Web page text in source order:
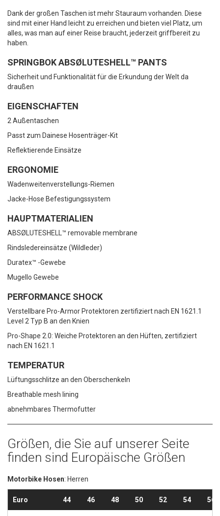
Dank der großen Taschen ist mehr Stauraum vorhanden. Diese
sind mit einer Hand leicht zu erreichen und bieten viel Platz, um
alles, was man auf einer Reise braucht, jederzeit griffbereit zu
haben.
SPRINGBOK ABSØLUTESHELL™ PANTS
Sicherheit und Funktionalität für die Erkundung der Welt da
draußen
EIGENSCHAFTEN
2 Außentaschen
Passt zum Dainese Hosenträger-Kit
Reflektierende Einsätze
ERGONOMIE
Wadenweitenverstellungs-Riemen
Jacke-Hose Befestigungssystem
HAUPTMATERIALIEN
ABSØLUTESHELL™ removable membrane
Rindsledereinsätze (Wildleder)
Duratex™ -Gewebe
Mugello Gewebe
PERFORMANCE SHOCK
Verstellbare Pro-Armor Protektoren zertifiziert nach EN 1621.1
Level 2 Typ B an den Knien
Pro-Shape 2.0: Weiche Protektoren an den Hüften, zertifiziert
nach EN 1621.1
TEMPERATUR
Lüftungsschlitze an den Oberschenkeln
Breathable mesh lining
abnehmbares Thermofutter
Größen, die Sie auf unserer Seite
finden sind Europäische Größen
Motorbike Hosen: Herren
Euro 44 46 48 50 52 54 56